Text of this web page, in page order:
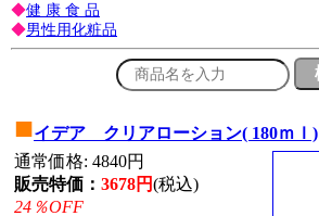
◆健 康 食 品
◆男性用化粧品
■イデア クリアローション( 180ｍｌ)
通常価格: 4840円
販売特価： 3678円(税込)
24％OFF